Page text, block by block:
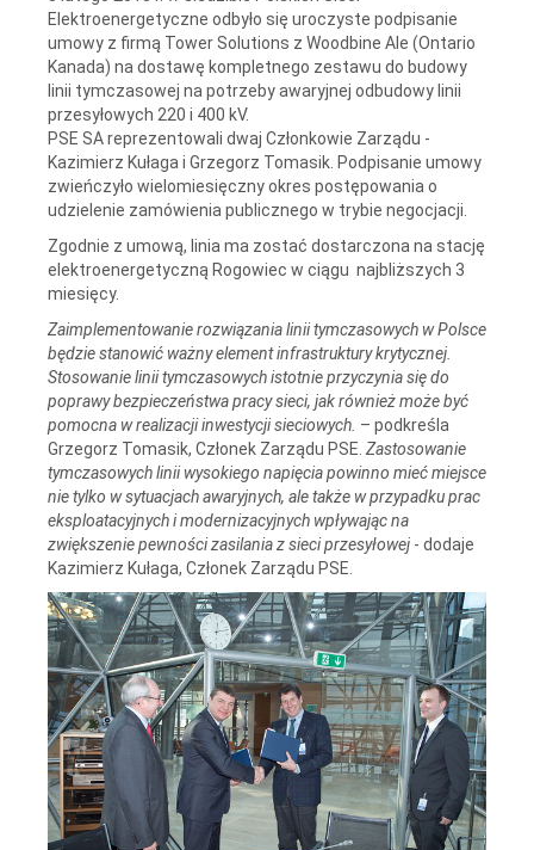
Elektroenergetyczne odbyło się uroczyste podpisanie
umowy z firmą Tower Solutions z Woodbine Ale (Ontario
Kanada) na dostawę kompletnego zestawu do budowy
linii tymczasowej na potrzeby awaryjnej odbudowy linii
przesyłowych 220 i 400 kV.
PSE SA reprezentowali dwaj Członkowie Zarządu -
Kazimierz Kułaga i Grzegorz Tomasik. Podpisanie umowy
zwieńczyło wielomiesięczny okres postępowania o
udzielenie zamówienia publicznego w trybie negocjacji.
Zgodnie z umową, linia ma zostać dostarczona na stację
elektroenergetyczną Rogowiec w ciągu najbliższych 3
miesięcy.
Zaimplementowanie rozwiązania linii tymczasowych w Polsce
będzie stanowić ważny element infrastruktury krytycznej.
Stosowanie linii tymczasowych istotnie przyczynia się do
poprawy bezpieczeństwa pracy sieci, jak również może być
pomocna w realizacji inwestycji sieciowych. – podkreśla
Grzegorz Tomasik, Członek Zarządu PSE. Zastosowanie
tymczasowych linii wysokiego napięcia powinno mieć miejsce
nie tylko w sytuacjach awaryjnych, ale także w przypadku prac
eksploatacyjnych i modernizacyjnych wpływając na
zwiększenie pewności zasilania z sieci przesyłowej - dodaje
Kazimierz Kułaga, Członek Zarządu PSE.